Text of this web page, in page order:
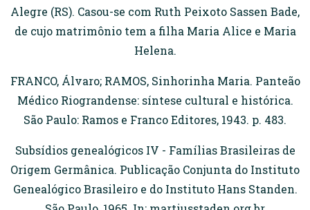
Alegre (RS). Casou-se com Ruth Peixoto Sassen Bade,
de cujo matrimônio tem a filha Maria Alice e Maria
Helena.
FRANCO, Álvaro; RAMOS, Sinhorinha Maria. Panteão
Médico Riograndense: síntese cultural e histórica.
São Paulo: Ramos e Franco Editores, 1943. p. 483.
Subsídios genealógicos IV - Famílias Brasileiras de
Origem Germânica. Publicação Conjunta do Instituto
Genealógico Brasileiro e do Instituto Hans Standen.